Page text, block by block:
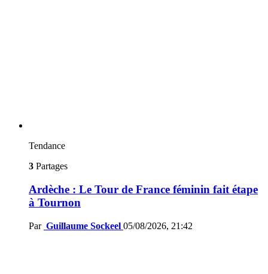
Tendance
3 Partages
Ardèche : Le Tour de France féminin fait étape
à Tournon
Par Guillaume Sockeel 05/08/2026, 21:42